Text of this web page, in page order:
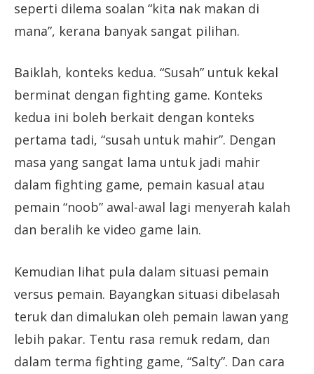
seperti dilema soalan “kita nak makan di
mana”, kerana banyak sangat pilihan.
Baiklah, konteks kedua. “Susah” untuk kekal
berminat dengan fighting game. Konteks
kedua ini boleh berkait dengan konteks
pertama tadi, “susah untuk mahir”. Dengan
masa yang sangat lama untuk jadi mahir
dalam fighting game, pemain kasual atau
pemain “noob” awal-awal lagi menyerah kalah
dan beralih ke video game lain.
Kemudian lihat pula dalam situasi pemain
versus pemain. Bayangkan situasi dibelasah
teruk dan dimalukan oleh pemain lawan yang
lebih pakar. Tentu rasa remuk redam, dan
dalam terma fighting game, “Salty”. Dan cara